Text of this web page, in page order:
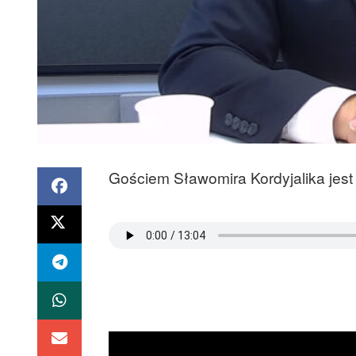
Gościem Sławomira Kordyjalika